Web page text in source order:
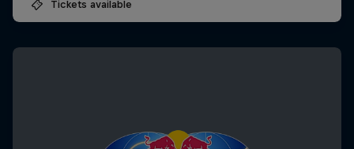
Tickets available